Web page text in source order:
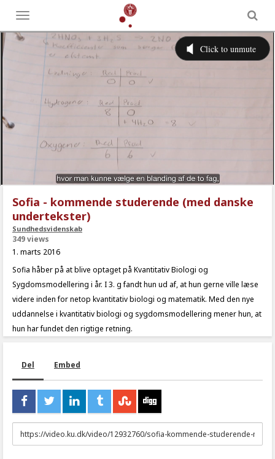
Toggle
menu
Sofia - kommende studerende (med danske
undertekster)
Sundhedsvidenskab
349 views
1. marts 2016
Sofia håber på at blive optaget på Kvantitativ Biologi og
Sygdomsmodellering i år. I 3. g fandt hun ud af, at hun gerne ville læse
videre inden for netop kvantitativ biologi og matematik. Med den nye
uddannelse i kvantitativ biologi og sygdomsmodellering mener hun, at
hun har fundet den rigtige retning.
Del Embed
URL
to